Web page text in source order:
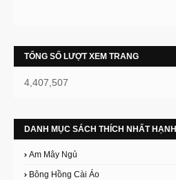
TỔNG SỐ LƯỢT XEM TRANG
4,407,507
DANH MỤC SÁCH THÍCH NHẤT HẠNH
Am Mây Ngủ
Bông Hồng Cài Áo